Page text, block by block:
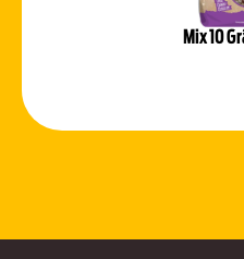
Mix 10